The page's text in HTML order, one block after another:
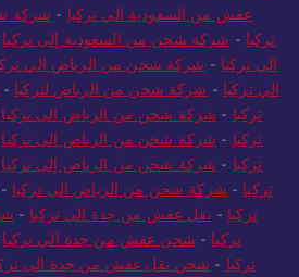
عفش من السعودية الي تركيا - شركة
تركيا - شركة شحن من السعودية إلى تركيا
الى تركيا - شركة شحن من الرياض الي
الي تركيا - شركة شحن من الرياض لتركيا -
تركيا - شركة شحن من الرياض الى تركيا
تركيا - شركة شحن من الرياض الى تركيا
تركيا - شركة شحن من الرياض إلى تركيا
تركيا - شركة شحن من الرياض الي تركيا -
تركيا - نقل عفش من جدة الى تركيا -
تركيا - شحن عفش من جدة الي تركيا
تركيا - شحن نقل عفش من جدة الى